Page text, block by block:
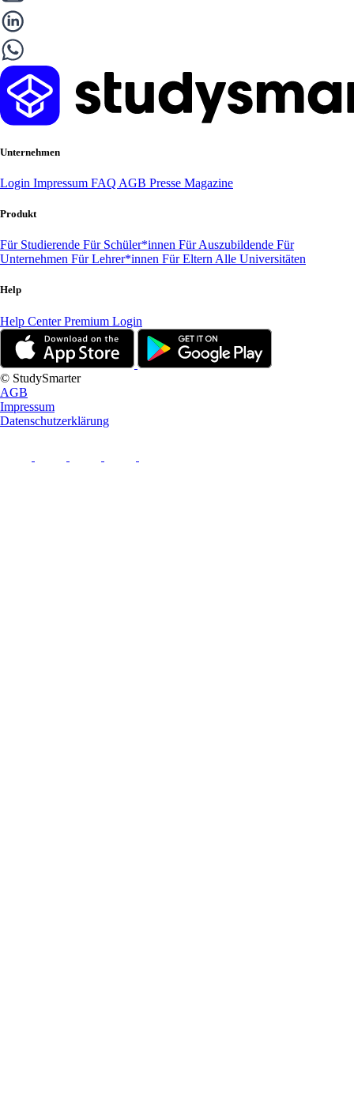
Unternehmen
Login Impressum FAQ AGB Presse Magazine
Produkt
Für Studierende Für Schüler*innen Für Auszubildende Für
Unternehmen Für Lehrer*innen Für Eltern Alle Universitäten
Help
Help CenterPremium Login
© StudySmarter
AGB
Impressum
Datenschutzerklärung